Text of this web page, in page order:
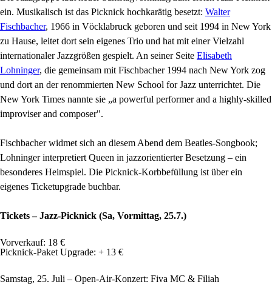
ein. Musikalisch ist das Picknick hochkarätig besetzt: Walter
Fischbacher, 1966 in Vöcklabruck geboren und seit 1994 in New York
zu Hause, leitet dort sein eigenes Trio und hat mit einer Vielzahl
internationaler Jazzgrößen gespielt. An seiner Seite Elisabeth
Lohninger, die gemeinsam mit Fischbacher 1994 nach New York zog
und dort an der renommierten New School for Jazz unterrichtet. Die
New York Times nannte sie „a powerful performer and a highly-skilled
improviser and composer".
Fischbacher widmet sich an diesem Abend dem Beatles-Songbook;
Lohninger interpretiert Queen in jazzorientierter Besetzung – ein
besonderes Heimspiel. Die Picknick-Korbbefüllung ist über ein
eigenes Ticketupgrade buchbar.
Tickets – Jazz-Picknick (Sa, Vormittag, 25.7.)
Vorverkauf: 18 €
Picknick-Paket Upgrade: + 13 €
Samstag, 25. Juli – Open-Air-Konzert: Fiva MC & Filiah